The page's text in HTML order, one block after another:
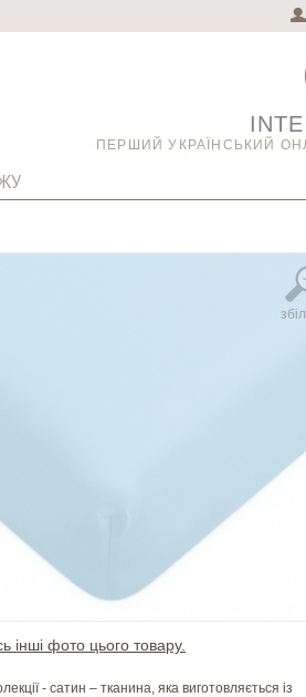
ПЕРШИЙ УКРАЇНСЬКИЙ
інші фото цього товару.
- сатин – тканина, яка виготовляється із